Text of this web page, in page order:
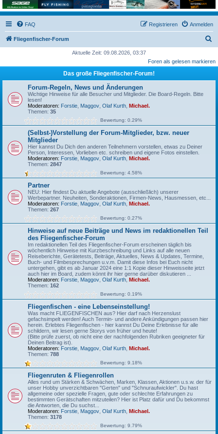
FAQ Anmelden
Registrieren
Fliegenfischer-Forum
c
Aktuelle Zeit: 09.08.2026, 03:37
Foren als gelesen markieren
Das große Fliegenfischer-Forum!
Forum-Regeln, News und Änderungen
Wichtige Hinweise für alle Besucher und Mitglieder. Die Board-Regeln. Bitte
lesen!
Moderatoren: Forstie Maggov Olaf Kurth
Michael.
Themen: 35
Bewertung: 0.29%
(Selbst-)Vorstellung der Forum-Mitglieder, bzw. neuer
Mitglieder
Hier kannst Du Dich den anderen Teilnehmern vorstellen, etwas zu Deiner
Person, Interessen, Vorlieben etc. schreiben und eigene Fotos einstellen.
Moderatoren: Forstie Maggov Olaf Kurth
Michael.
Themen: 2847
Bewertung: 4.58%
Partner
NEU: Hier findest Du aktuelle Angebote (ausschließlich) unserer
Werbepartner. Neuheiten, Sonderaktionen, Firmen-News, Hausmessen, etc...
Moderatoren: Forstie Maggov Olaf Kurth
Michael.
Themen: 267
Bewertung: 0.27%
Hinweise auf neue Beiträge und News im redaktionellen Teil
des Fliegenfischer-Forum
Im redaktionellen Teil des Fliegenfischer-Forum erscheinen täglich bis
wöchentlich Hinweise mit Kurzbeschreibung und Links auf alle neuen
Reiseberichte, Gerätetests, Beiträge, Aktuelles, News & Updates, Termine,
Buch- und Filmbesprechungen u.v.m. Damit diese Infos bei Euch nicht
untergehen, gibt es ab Januar 2024 eine 1:1 Kopie dieser Hinweisseite jetzt
auch hier im Board, zudem könnt ihr hier gerne darüber diskutieren ...
Moderatoren: Forstie Maggov Olaf Kurth
Michael.
Themen: 162
Bewertung: 0.19%
Fliegenfischen - eine Lebenseinstellung!
Was macht FLIEGENFISCHEN aus? Hier darf nach Herzenslust
gefachsimpelt werden! Auch Termin- und andere Ankündigungen passen hier
herein. Erlebtes Fliegenfischen - hier kannst Du Deine Erlebnisse für alle
schildern, wir lesen gerne Storys von früher und heute!
(Bitte prüfe zuerst, ob nicht eine der nachfolgenden Rubriken geeigneter für
Deinen Beitrag ist).
Moderatoren: Forstie Maggov Olaf Kurth
Michael.
Themen: 788
Bewertung: 9.18%
Fliegenruten & Fliegenrollen
Alles rund um Stärken & Schwächen, Marken, Klassen, Aktionen u.s.w. der für
unser Hobby unverzichtbaren "Gerten" und "Schnuraufwickler". Du hast
allgemeine oder spezielle Fragen, gute oder schlechte Erfahrungen zu
bestimmten Gerätschaften mitzuteilen? Hier ist Platz dafür und Du bekommst
die Antworten, die Du suchst...
Moderatoren: Forstie Maggov Olaf Kurth
Michael.
Themen: 3178
Bewertung: 9.79%